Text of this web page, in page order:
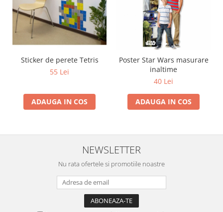
Sticker de perete Tetris
55 Lei
ADAUGA IN COS
Poster Star Wars masurare
inaltime
40 Lei
ADAUGA IN COS
NEWSLETTER
Nu rata ofertele si promotiile noastre